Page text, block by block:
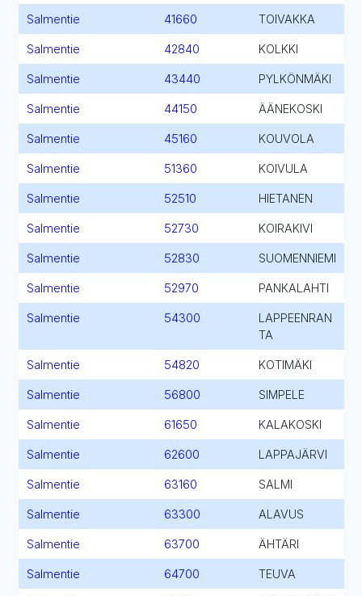
Salmentie 41660 TOIVAKKA
Salmentie 42840 KOLKKI
Salmentie 43440 PYLKÖNMÄKI
Salmentie 44150 ÄÄNEKOSKI
Salmentie 45160 KOUVOLA
Salmentie 51360 KOIVULA
Salmentie 52510 HIETANEN
Salmentie 52730 KOIRAKIVI
Salmentie 52830 SUOMENNIEMI
Salmentie 52970 PANKALAHTI
Salmentie 54300
LAPPEENRAN
TA
Salmentie 54820 KOTIMÄKI
Salmentie 56800 SIMPELE
Salmentie 61650 KALAKOSKI
Salmentie 62600 LAPPAJÄRVI
Salmentie 63160 SALMI
Salmentie 63300 ALAVUS
Salmentie 63700 ÄHTÄRI
Salmentie 64700 TEUVA